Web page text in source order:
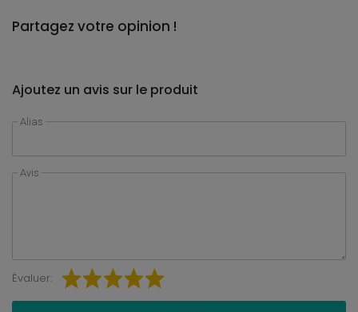
Partagez votre opinion !
Ajoutez un avis sur le produit
Alias
Avis
Évaluer: